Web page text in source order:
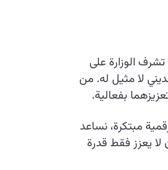
الوزارة على
لا مثيل له. من
بفعالية.
مبتكرة، نساعد
يعزز فقط قدرة